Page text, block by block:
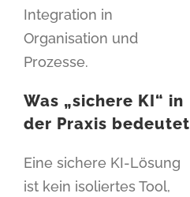
Integration in
Organisation und
Prozesse.
Was „sichere KI“ in
der Praxis bedeutet
Eine sichere KI-Lösung
ist kein isoliertes Tool,